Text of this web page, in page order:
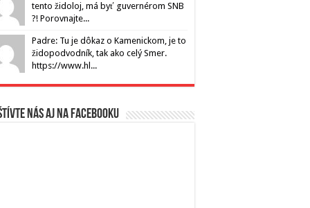
tento židoloj, má byť guvernérom SNB
?! Porovnajte...
Padre: Tu je dôkaz o Kamenickom, je to
židopodvodník, tak ako celý Smer.
https://www.hl...
nás aj na Facebooku